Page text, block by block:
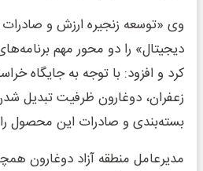
وی «توسعه زنجیره ارزش و
دیجیتال» را دو محور مهم
کرد و افزود: با توجه به جایگاه
زعفران، دوغارون ظرفیت تبدیل
بسته‌بندی و صادرات این محصول را
مدیرعامل منطقه آزاد دوغارون